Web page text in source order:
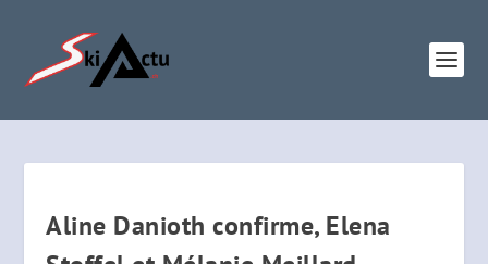
Aline Danioth confirme, Elena